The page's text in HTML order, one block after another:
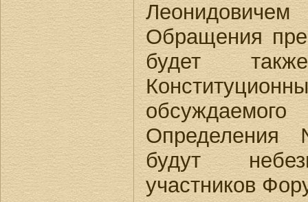
Обращения
будет
будут
участников